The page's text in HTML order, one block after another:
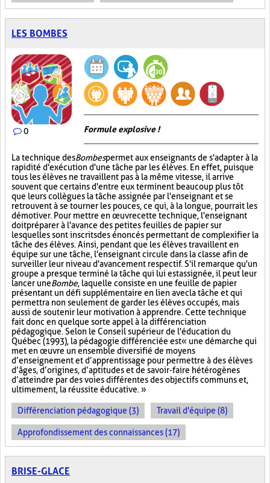
LES BOMBES
0 Formule explosive !
La technique desBombespermet aux enseignants de s'adapter à la
rapidité d'exécution d'une tâche par les élèves. En effet, puisque
tous les élèves ne travaillent pas à la même vitesse, il arrive
souvent que certains d'entre eux terminent beaucoup plus tôt
que leurs collègues la tâche assignée par l'enseignant et se
retrouvent à se tourner les pouces, ce qui, à la longue, pourrait les
démotiver. Pour mettre en œuvre cette technique, l'enseignant
doit préparer à l'avance des petites feuilles de papier sur
lesquelles sont inscrits des énoncés permettant de complexifier la
tâche des élèves. Ainsi, pendant que les élèves travaillent en
équipe sur une tâche, l'enseignant circule dans la classe afin de
surveiller leur niveau d'avancement respectif. S'il remarque qu'un
groupe a presque terminé la tâche qui lui est assignée, il peut leur
lancer uneBombe, laquelle consiste en une feuille de papier
présentant un défi supplémentaire en lien avec la tâche et qui
permettra non seulement de garder les élèves occupés, mais
aussi de soutenir leur motivation à apprendre. Cette technique
fait donc en quelque sorte appel à la différenciation
pédagogique. Selon le Conseil supérieur de l'éducation du
Québec (1993), la pédagogie différenciée est « une démarche qui
met en œuvre un ensemble diversifié de moyens
d’enseignement et d’apprentissage pour permettre à des élèves
d’âges, d’origines, d’aptitudes et de savoir-faire hétérogènes
d’atteindre par des voies différentes des objectifs communs et,
ultimement, la réussite éducative. »
Différenciation pédagogique (3) Travail d'équipe (8)
Approfondissement des connaissances (17)
BRISE-GLACE